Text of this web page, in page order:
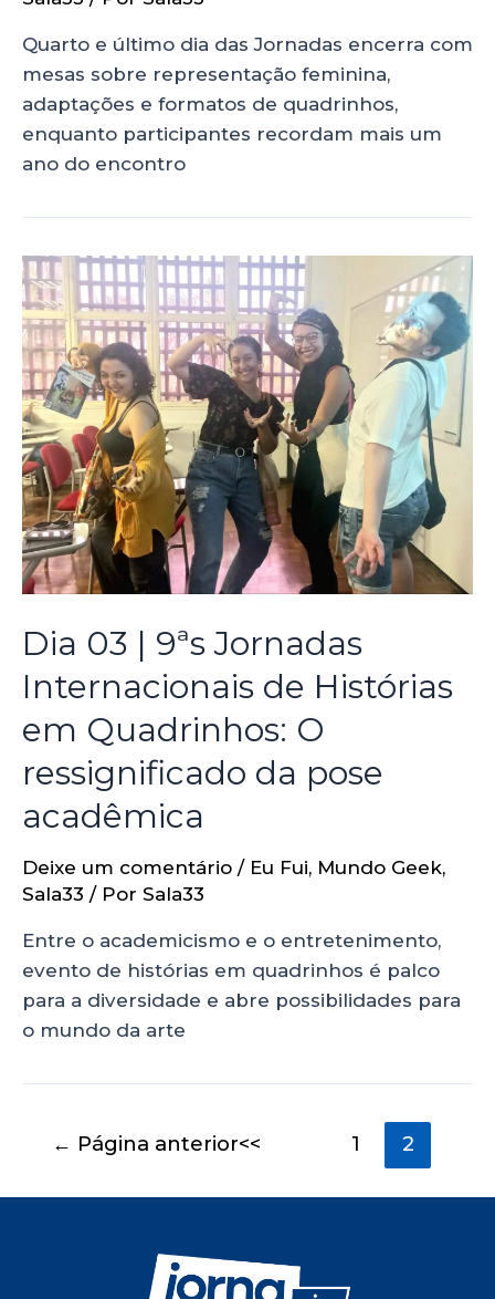
Quarto e último dia das Jornadas encerra com
mesas sobre representação feminina,
adaptações e formatos de quadrinhos,
enquanto participantes recordam mais um
ano do encontro
Dia 03 | 9ªs Jornadas
Internacionais de Histórias
em Quadrinhos: O
ressignificado da pose
acadêmica
Deixe um comentário / Eu Fui, Mundo Geek,
Sala33 / Por Sala33
Entre o academicismo e o entretenimento,
evento de histórias em quadrinhos é palco
para a diversidade e abre possibilidades para
o mundo da arte
← Página anterior 1 2